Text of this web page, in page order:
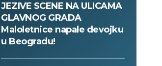
JEZIVE SCENE NA ULICAMA
GLAVNOG GRADA
Maloletnice napale devojku
u Beogradu!